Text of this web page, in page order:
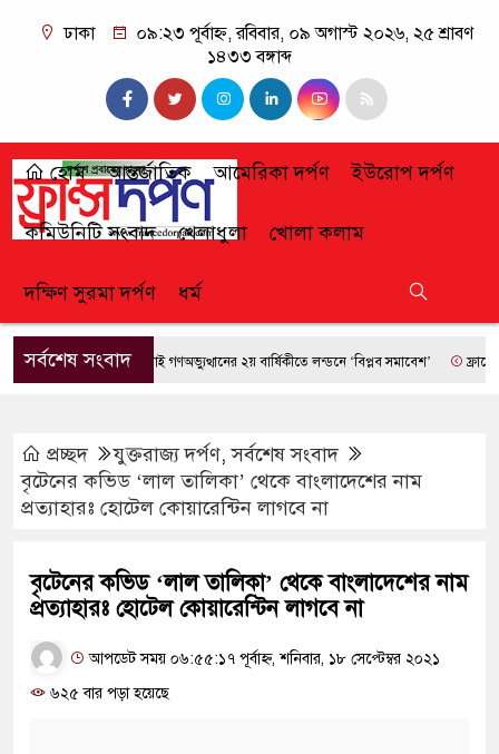
ঢাকা
০৯:২৩ পূর্বাহ্ন, রবিবার, ০৯ অগাস্ট ২০২৬, ২৫ শ্রাবণ
১৪৩৩ বঙ্গাব্দ
হোম আন্তর্জাতিক আমেরিকা দর্পণ ইউরোপ দর্পণ
কমিউনিটি সংবাদ খেলাধুলা খোলা কলাম
দক্ষিণ সুরমা দর্পণ ধর্ম
সর্বশেষ সংবাদজুলাই গণঅভ্যুত্থানের ২য় বার্ষিকীতে লন্ডনে ‘বিপ্লব সমাবেশ’ ফ্রান্সে
প্রচ্ছদ যুক্তরাজ্য দর্পণ,সর্বশেষ সংবাদ
বৃটেনের কভিড ‘লাল তালিকা’ থেকে বাংলাদেশের নাম
প্রত্যাহারঃ হোটেল কোয়ারেন্টিন লাগবে না
বৃটেনের কভিড ‘লাল তালিকা’ থেকে বাংলাদেশের নাম
প্রত্যাহারঃ হোটেল কোয়ারেন্টিন লাগবে না
আপডেট সময় ০৬:৫৫:১৭ পূর্বাহ্ন, শনিবার, ১৮ সেপ্টেম্বর ২০২১
৬২৫ বার পড়া হয়েছে